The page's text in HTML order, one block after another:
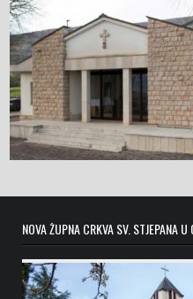
NOVA ŽUPNA CRKVA SV. STJEPANA U